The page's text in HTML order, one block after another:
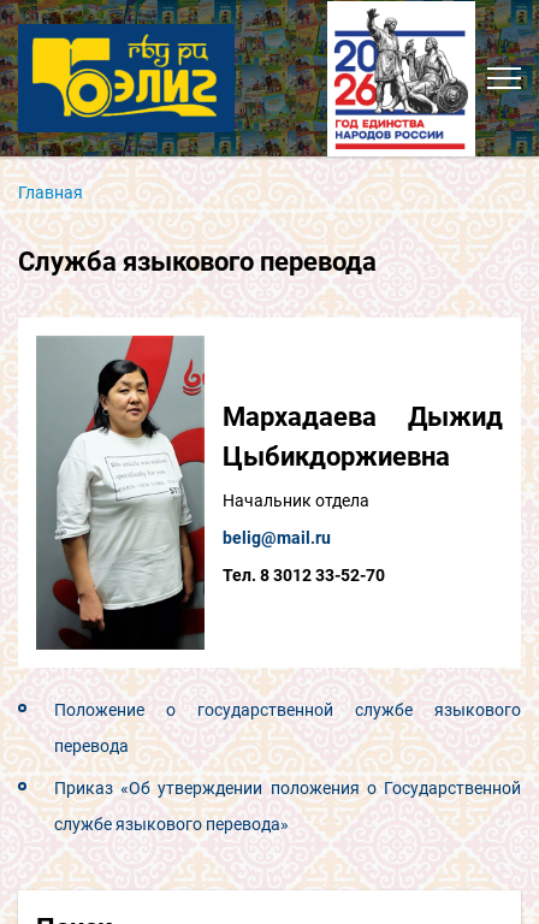
Главная
Служба языкового перевода
Мархадаева Дыжид
Цыбикдоржиевна
Начальник отдела
belig@mail.ru
Тел. 8 3012 33-52-70
Положение о государственной службе языкового
перевода
Приказ «Об утверждении положения о Государственной
службе языкового перевода»